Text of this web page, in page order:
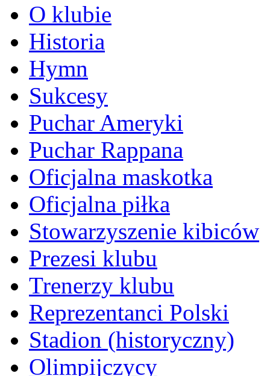
O klubie
Historia
Hymn
Sukcesy
Puchar Ameryki
Puchar Rappana
Oficjalna maskotka
Oficjalna piłka
Stowarzyszenie kibiców
Prezesi klubu
Trenerzy klubu
Reprezentanci Polski
Stadion (historyczny)
Olimpijczycy